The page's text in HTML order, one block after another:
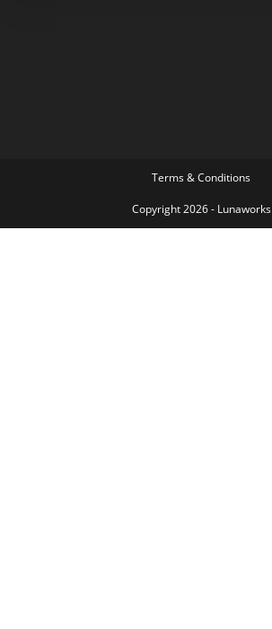
Terms & Conditions
Copyright 2026 - Lunaworks